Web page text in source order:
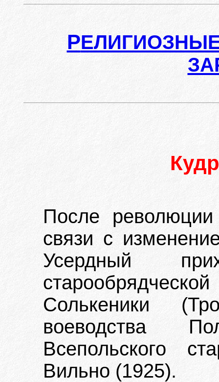
Р
После
связи с
Усердный
Солькеники
воеводства
Всепольского
Вильно (1925).